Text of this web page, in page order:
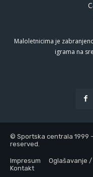
Maloletnicima je
igrama na
© Sportska centrala 1999
reserved.
Impresum Oglašavanje
Kontakt